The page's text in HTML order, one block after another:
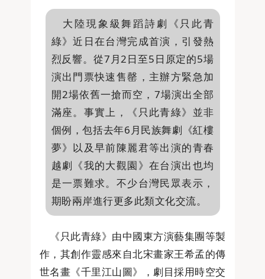
大陸現象級舞蹈詩劇《只此青
綠》近日在台灣完成首演，引發熱
烈反響。從7月2日至5日原定的5場
演出門票快速售罄，主辦方緊急加
開2場依舊一搶而空，7場演出全部
滿座。事實上，《只此青綠》並非
個例，包括去年6月民族舞劇《紅樓
夢》以及早前陳麗君等出演的青春
越劇《我的大觀園》在台演出也均
是一票難求。不少台灣民眾表示，
期盼兩岸進行更多此類文化交流。
《只此青綠》由中國東方演藝集團等製
作，其創作靈感來自北宋畫家王希孟的傳
世名畫《千里江山圖》，劇目採用時空交